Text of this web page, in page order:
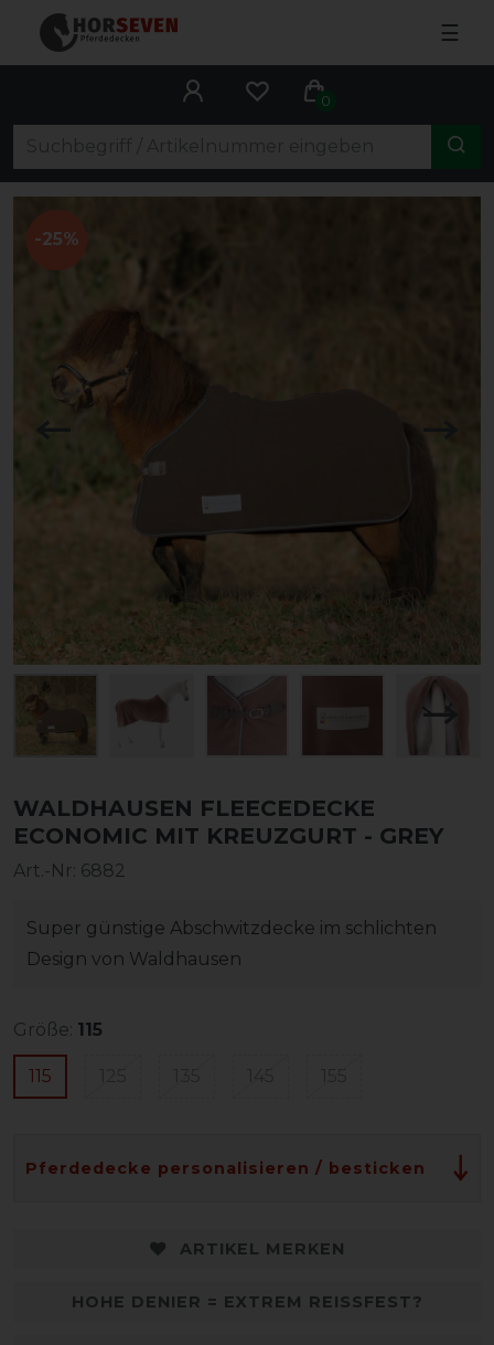
☰
0
-25%
WALDHAUSEN FLEECEDECKE
ECONOMIC MIT KREUZGURT - GREY
Art.-Nr: 6882
Super günstige Abschwitzdecke im schlichten
Design von Waldhausen
Größe: 115
115
Pferdedecke personalisieren / besticken
ARTIKEL MERKEN
HOHE DENIER = EXTREM REISSFEST?